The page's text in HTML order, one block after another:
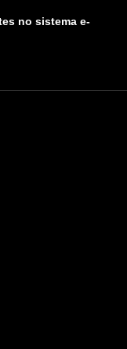
no sistema e-